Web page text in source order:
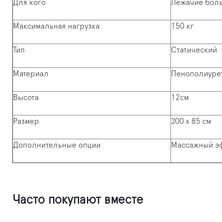
Для кого Лежачие
Максимальная нагрузка 150 кг
Тип Статический
Материал
Высота 12см
Размер 200 х 85 см
Дополнительные опции Массажный
Часто покупают вместе